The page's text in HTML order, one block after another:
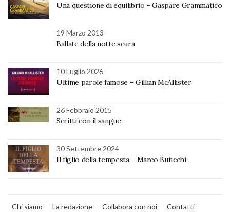
Una questione di equilibrio – Gaspare Grammatico
19 Marzo 2013
Ballate della notte scura
10 Luglio 2026
Ultime parole famose – Gillian McAllister
26 Febbraio 2015
Scritti con il sangue
30 Settembre 2024
Il figlio della tempesta – Marco Buticchi
Chi siamo La redazione Collabora con noi Contatti